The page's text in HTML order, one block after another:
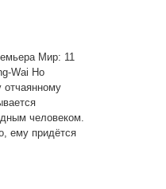
Мир: 11
Wai Ho
отчаянному
человеком.
ему придётся